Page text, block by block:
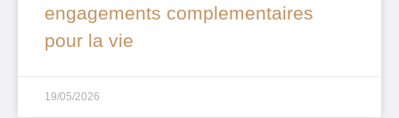
engagements complementaires
pour la vie
19/05/2026